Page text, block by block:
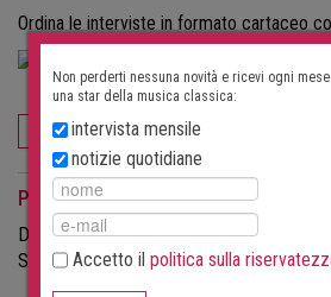
Ordina le interviste in formato cartaceo
ORDINA ORA
Per gli organizzatori di eventi
Desideri attirare più visitatori ai tuoi
Scopri di più sulle possibilità offerte da
Non perderti nessuna novità e ricevi ogni
una star della musica classica:
intervista mensile
notizie quotidiane
Accetto il politica sulla